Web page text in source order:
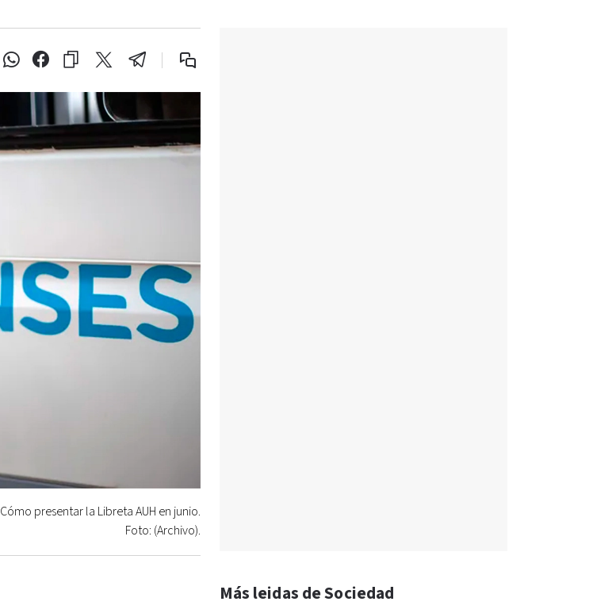
Cómo presentar la Libreta AUH en junio.
Foto: (Archivo).
Más leidas de Sociedad